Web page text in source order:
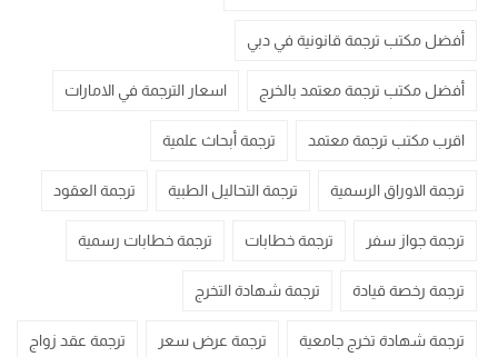
أفضل مكتب ترجمة قانونية في دبي
أفضل مكتب ترجمة معتمد بالخرج اسعار الترجمة في الامارات
اقرب مكتب ترجمة معتمد ترجمة أبحاث علمية
ترجمة الاوراق الرسمية ترجمة التحاليل الطبية ترجمة العقود
ترجمة جواز سفر ترجمة خطابات ترجمة خطابات رسمية
ترجمة رخصة قيادة ترجمة شهادة التخرج
ترجمة شهادة تخرج جامعية ترجمة عرض سعر ترجمة عقد زواج